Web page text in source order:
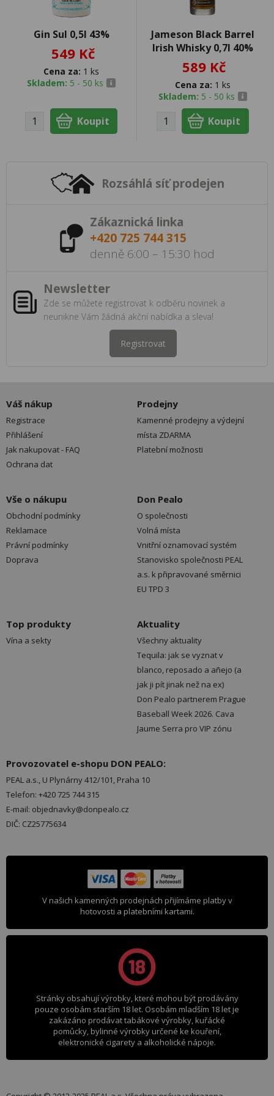
Gin Sul 0,5l 43%
549 Kč
Cena za: 1 ks
Skladem: 5 - 50 ks
Jameson Black Barrel
Irish Whisky 0,7l 40%
589 Kč
Cena za: 1 ks
Skladem: 5 - 50 ks
Rozsáhlá síť prodejen
Zákaznická linka
+420 725 744 315
denně 6:00 – 15:30 hod
Newsletter
Zde se můžete registrovat k odběru novinek a
neunikne Vám žádná akční nabídka a sleva!
Registrovat
Váš nákup
Registrace
Přihlášení
Jak nakupovat - FAQ
Ochrana dat
Prodejny
Kamenné prodejny a výdejní
místa ZDARMA
Platební možnosti
Vše o nákupu
Obchodní podmínky
Reklamace
Právní podmínky
Doprava
Don Pealo
O společnosti
Volná místa
Vnitřní oznamovací systém
Stanovisko společnosti PEAL
a.s. k připravované směrnici
EU TPD 3
Top produkty
Vína a sekty
Aktuality
Všechny aktuality
Tequila: jak se vyznat v
blanco, reposado a añejo (a
jak ji pít jinak než na ex)
Don Pealo partnerem Prague
Baseball Week 2026. Cava
Jaume Serra pro VIP zónu
Provozovatel e-shopu DON PEALO:
PEAL a.s., U Plynárny 412/101, Praha 10
Telefon: +420 725 744 315
E-mail: objednavky@donpealo.cz
DIČ: CZ25775634
V našich kamenných prodejnách přijímáme platby v
hotovosti a platebními kartami.
Stránky obsahují výrobky, které mohou být prodávány
pouze osobám starším 18 let. Osobám mladším 18 let je
zakázáno prodávat tabákové výrobky, kuřácké
pomůcky, bylinné výrobky určené ke kouření,
elektronické cigarety a alkoholické nápoje.